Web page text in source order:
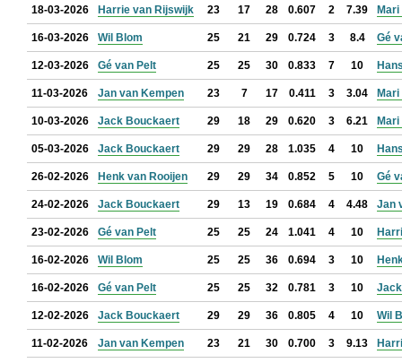
18-03-2026 Harrie van Rijswijk 23 17 28 0.607 2 7.39
16-03-2026 Wil Blom 25 21 29 0.724 3 8.4 Gé
12-03-2026 Gé van Pelt 25 25 30 0.833 7 10
11-03-2026 Jan van Kempen 23 7 17 0.411 3 3.04
10-03-2026 Jack Bouckaert 29 18 29 0.620 3 6.21
05-03-2026 Jack Bouckaert 29 29 28 1.035 4 10
26-02-2026 Henk van Rooijen 29 29 34 0.852 5 10 Gé
24-02-2026 Jack Bouckaert 29 13 19 0.684 4 4.48 Jan
23-02-2026 Gé van Pelt 25 25 24 1.041 4 10
16-02-2026 Wil Blom 25 25 36 0.694 3 10
16-02-2026 Gé van Pelt 25 25 32 0.781 3 10
12-02-2026 Jack Bouckaert 29 29 36 0.805 4 10 Wil
11-02-2026 Jan van Kempen 23 21 30 0.700 3 9.13